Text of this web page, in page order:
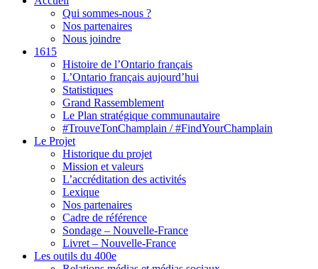
Qui sommes-nous ?
Nos partenaires
Nous joindre
1615
Histoire de l’Ontario français
L’Ontario français aujourd’hui
Statistiques
Grand Rassemblement
Le Plan stratégique communautaire
#TrouveTonChamplain / #FindYourChamplain
Le Projet
Historique du projet
Mission et valeurs
L’accréditation des activités
Lexique
Nos partenaires
Cadre de référence
Sondage – Nouvelle-France
Livret – Nouvelle-France
Les outils du 400e